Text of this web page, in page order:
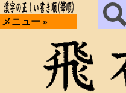
メニュー »